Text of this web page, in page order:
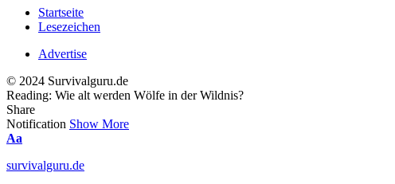
Startseite
Lesezeichen
Advertise
© 2024 Survivalguru.de
Reading: Wie alt werden Wölfe in der Wildnis?
Share
Notification Show More
Font
Aa
survivalguru.de